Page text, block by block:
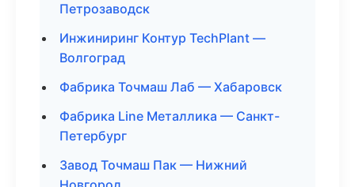
Петрозаводск
Инжиниринг Контур TechPlant —
Волгоград
Фабрика Точмаш Лаб — Хабаровск
Фабрика Line Металлика — Санкт-
Петербург
Завод Точмаш Пак — Нижний